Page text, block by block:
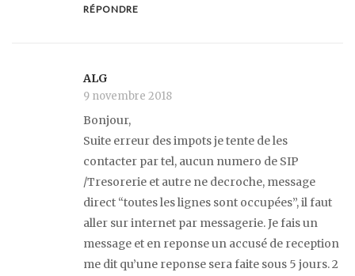
RÉPONDRE
ALG
9 novembre 2018
Bonjour,
Suite erreur des impots je tente de les
contacter par tel, aucun numero de SIP
/Tresorerie et autre ne decroche, message
direct “toutes les lignes sont occupées”, il faut
aller sur internet par messagerie. Je fais un
message et en reponse un accusé de reception
me dit qu’une reponse sera faite sous 5 jours. 2